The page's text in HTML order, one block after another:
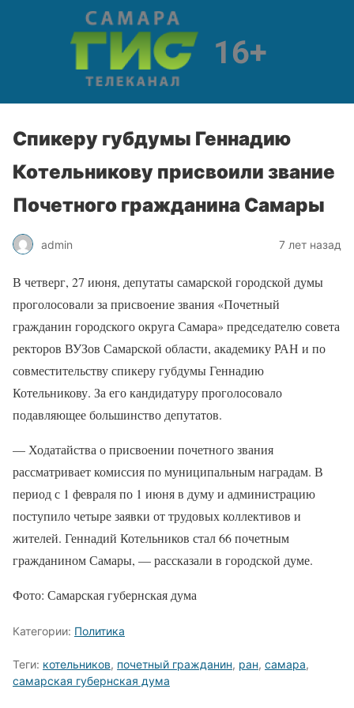
Спикеру губдумы Геннадию
Котельникову присвоили звание
Почетного гражданина Самары
admin 7 лет назад
В четверг, 27 июня, депутаты самарской городской думы
проголосовали за присвоение звания «Почетный
гражданин городского округа Самара» председателю совета
ректоров ВУЗов Самарской области, академику РАН и по
совместительству спикеру губдумы Геннадию
Котельникову. За его кандидатуру проголосовало
подавляющее большинство депутатов.
— Ходатайства о присвоении почетного звания
рассматривает комиссия по муниципальным наградам. В
период с 1 февраля по 1 июня в думу и администрацию
поступило четыре заявки от трудовых коллективов и
жителей. Геннадий Котельников стал 66 почетным
гражданином Самары, — рассказали в городской думе.
Фото: Самарская губернская дума
Категории: Политика
Теги: котельников, почетный гражданин, ран, самара,
самарская губернская дума